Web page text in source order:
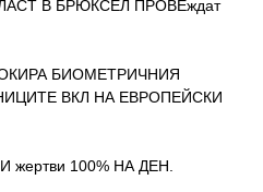
В БРЮКСЕЛ ПРОВЕждат
БИОМЕТРИЧНИЯ
ВКЛ НА ЕВРОПЕЙСКИ
100% НА ДЕН.